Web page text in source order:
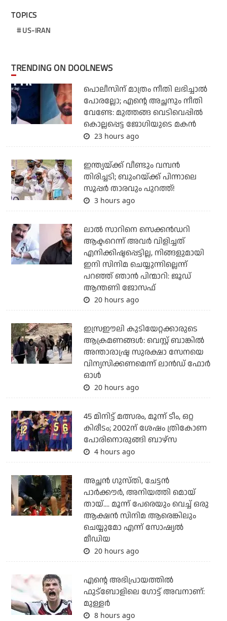
TOPICS
US-IRAN
TRENDING ON DOOLNEWS
പൊലീസിന് മാത്രം നീതി ലഭിച്ചാല്‍
പോരല്ലോ; എന്റെ അച്ഛനും നീതി
വേണ്ടേ: മുത്തങ്ങ വെടിവെപ്പില്‍
കൊല്ലപ്പെട്ട ജോഗിയുടെ മകന്‍
23 hours ago
ഇന്ത്യയ്ക്ക് വീണ്ടും വമ്പന്‍
തിരിച്ചടി; ബുംറയ്ക്ക് പിന്നാലെ
സൂപ്പര്‍ താരവും പുറത്ത്!
3 hours ago
ലാല്‍ സാറിനെ സെക്കന്‍ഡറി
ആക്ടറെന്ന് അവര്‍ വിളിച്ചത്
എനിക്കിഷ്ടപ്പെട്ടില്ല, നിങ്ങളുമായി
ഇനി സിനിമ ചെയ്യുന്നില്ലെന്ന്
പറഞ്ഞ് ഞാന്‍ പിന്മാറി: ജൂഡ്
ആന്തണി ജോസഫ്
20 hours ago
ഇസ്രഈലി കുടിയേറ്റക്കാരുടെ
ആക്രമണങ്ങള്‍: വെസ്റ്റ് ബാങ്കില്‍
അന്താരാഷ്ട്ര സുരക്ഷാ സേനയെ
വിന്യസിക്കണമെന്ന് ലാന്‍ഡ് ഫോര്‍
ഓള്‍
20 hours ago
45 മിനിട്ട് മത്സരം, മൂന്ന് ടീം, ഒറ്റ
കിരീടം; 2002ന് ശേഷം ത്രികോണ
പോരിനൊരുങ്ങി ബാഴ്‌സ
4 hours ago
അച്ഛന്‍ ഗുസ്തി, ചേട്ടന്‍
പാര്‍ക്കൗര്‍, അനിയത്തി മൊയ്
തായ്.... മൂന്ന് പേരെയും വെച്ച് ഒരു
ആക്ഷന്‍ സിനിമ ആരെങ്കിലും
ചെയ്യുമോ എന്ന് സോഷ്യല്‍
മീഡിയ
20 hours ago
എന്റെ അഭിപ്രായത്തില്‍
ഫുട്‌ബോളിലെ ഗോട്ട് അവനാണ്:
മുള്ളര്‍
8 hours ago